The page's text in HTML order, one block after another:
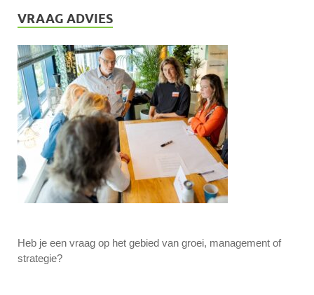
VRAAG ADVIES
Heb je een vraag op het gebied van groei, management of
strategie?